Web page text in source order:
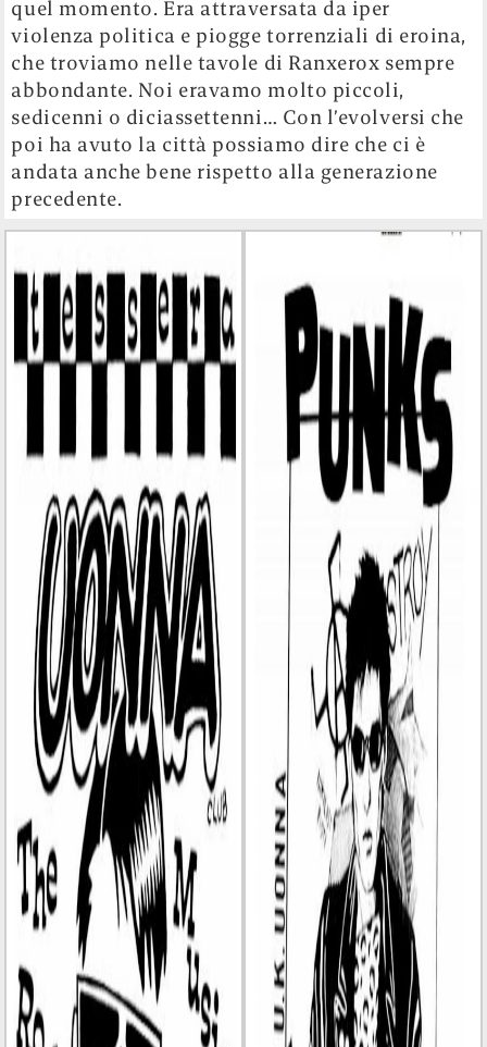
quel momento. Era attraversata da iper
violenza politica e piogge torrenziali di eroina,
che troviamo nelle tavole di Ranxerox sempre
abbondante. Noi eravamo molto piccoli,
sedicenni o diciassettenni… Con l’evolversi che
poi ha avuto la città possiamo dire che ci è
andata anche bene rispetto alla generazione
precedente.